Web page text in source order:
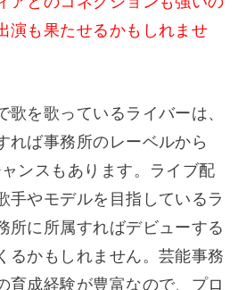
演も果たせるかもしれませ
歌を歌っているライバーは、
れば事務所のレーベルから
ンスもあります。ライブ配
手やモデルを目指しているラ
所に所属すればデビューする
るかもしれません。芸能事務
育成経験が豊富なので、プロ